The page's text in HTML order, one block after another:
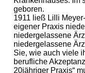
geboren.
1911 ließ Lilli
eigener Praxis
niedergelassene
niedergelassene
Sie, wie auch viele
berufliche
20jähriger Praxis“